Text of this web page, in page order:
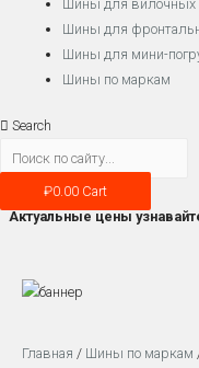
Шины для вилочных
Шины для
Шины для мини-
Шины по маркам
Search
₽0.00 Cart
Актуальные цены
Главная / Шины по маркам